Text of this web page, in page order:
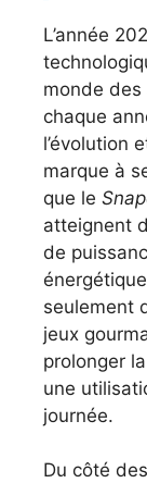
L’année
monde des
chaque
l’évolution
marque à
que le
atteignent
de
seulement
jeux
prolonger
une
journée.
Du côté des